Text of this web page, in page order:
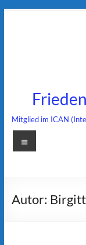
Mitglied im ICAN
Menü
Autor: